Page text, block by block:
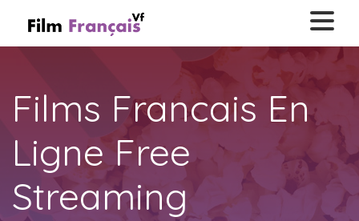
Films Francais En
Ligne Free
Streaming